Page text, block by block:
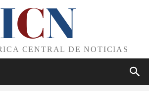
ICN
CENTRAL DE NOTICIAS